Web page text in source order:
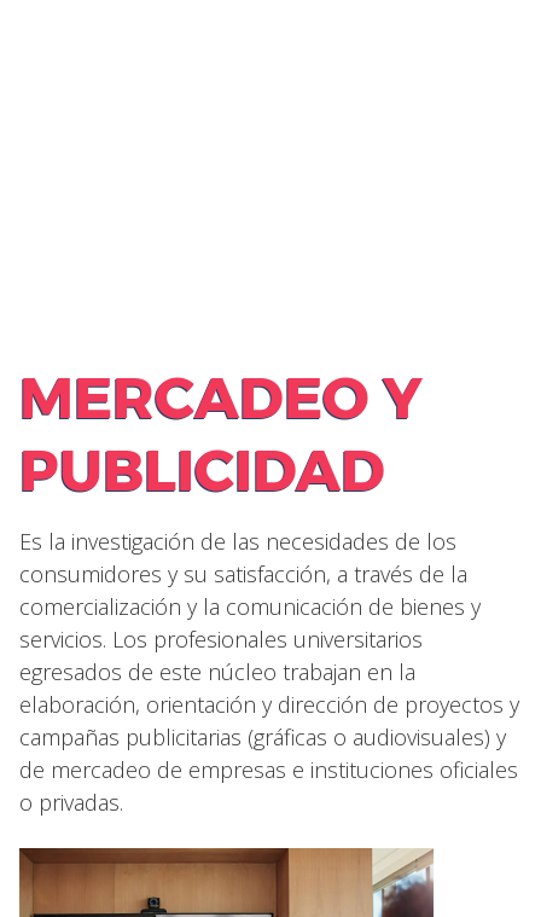
MERCADEO Y
PUBLICIDAD
Es la investigación de las necesidades de los
consumidores y su satisfacción, a través de la
comercialización y la comunicación de bienes y
servicios. Los profesionales universitarios
egresados de este núcleo trabajan en la
elaboración, orientación y dirección de proyectos y
campañas publicitarias (gráficas o audiovisuales) y
de mercadeo de empresas e instituciones oficiales
o privadas.